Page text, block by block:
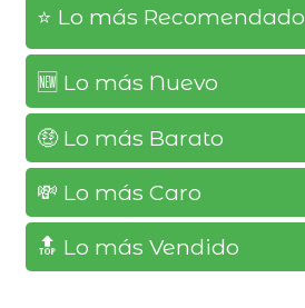
⭐️ Lo más Recomendado
🆕️ Lo más Nuevo
🤑 Lo más Barato
💸 Lo más Caro
🔝 Lo más Vendido